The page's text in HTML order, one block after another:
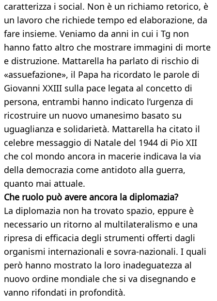
caratterizza i social. Non è un richiamo retorico, è
un lavoro che richiede tempo ed elaborazione, da
fare insieme. Veniamo da anni in cui i Tg non
hanno fatto altro che mostrare immagini di morte
e distruzione. Mattarella ha parlato di rischio di
«assuefazione», il Papa ha ricordato le parole di
Giovanni XXIII sulla pace legata al concetto di
persona, entrambi hanno indicato l’urgenza di
ricostruire un nuovo umanesimo basato su
uguaglianza e solidarietà. Mattarella ha citato il
celebre messaggio di Natale del 1944 di Pio XII
che col mondo ancora in macerie indicava la via
della democrazia come antidoto alla guerra,
quanto mai attuale.
Che ruolo può avere ancora la diplomazia?
La diplomazia non ha trovato spazio, eppure è
necessario un ritorno al multilateralismo e una
ripresa di efficacia degli strumenti offerti dagli
organismi internazionali e sovra-nazionali. I quali
però hanno mostrato la loro inadeguatezza al
nuovo ordine mondiale che si va disegnando e
vanno rifondati in profondità.